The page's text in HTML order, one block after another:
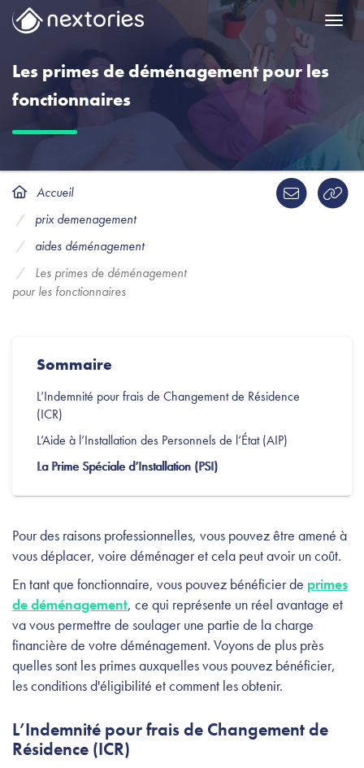
Les primes de déménagement pour les
fonctionnaires
Accueil
prix demenagement
aides déménagement
Les primes de déménagement
pour les fonctionnaires
Sommaire
L’Indemnité pour frais de Changement de Résidence
(ICR)
L’Aide à l’Installation des Personnels de l’État (AIP)
La Prime Spéciale d’Installation (PSI)
Pour des raisons professionnelles, vous pouvez être amené à
vous déplacer, voire déménager et cela peut avoir un coût.
En tant que fonctionnaire, vous pouvez bénéficier de primes
de déménagement, ce qui représente un réel avantage et
va vous permettre de soulager une partie de la charge
financière de votre déménagement. Voyons de plus près
quelles sont les primes auxquelles vous pouvez bénéficier,
les conditions d'éligibilité et comment les obtenir.
L’Indemnité pour frais de Changement de
Résidence (ICR)